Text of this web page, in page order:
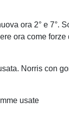
ora 2° e 7°.
ora come forze
Norris con
usate